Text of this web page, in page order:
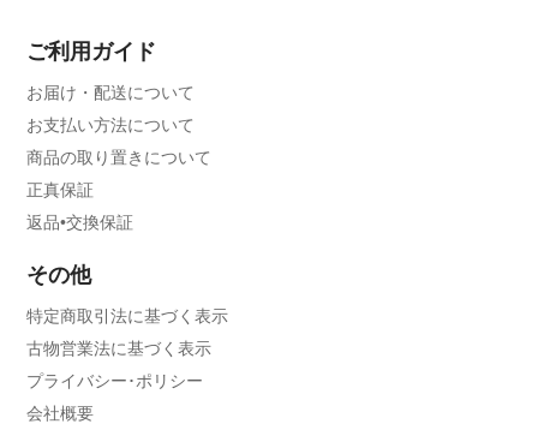
ご利用ガイド
お届け・配送について
お支払い方法について
商品の取り置きについて
正真保証
返品•交換保証
その他
特定商取引法に基づく表示
古物営業法に基づく表示
プライバシー･ポリシー
会社概要